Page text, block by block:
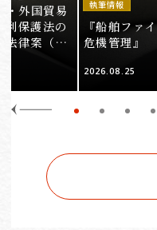
外国貿易
利保護法の
法律案（そ
執筆情報
『船舶ファ
危機管理』
2026.08.25